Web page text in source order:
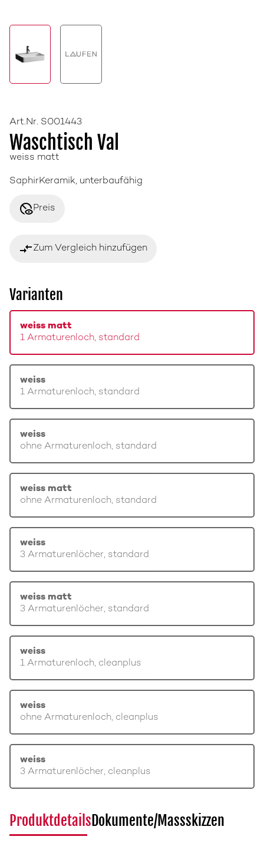
Art.Nr. S001443
Waschtisch Val
weiss matt
SaphirKeramik, unterbaufähig
disabled_visiblePreis
compare_arrowsZum Vergleich hinzufügen
Varianten
weiss matt
1 Armaturenloch, standard
weiss
1 Armaturenloch, standard
weiss
ohne Armaturenloch, standard
weiss matt
ohne Armaturenloch, standard
weiss
3 Armaturenlöcher, standard
weiss matt
3 Armaturenlöcher, standard
weiss
1 Armaturenloch, cleanplus
weiss
ohne Armaturenloch, cleanplus
weiss
3 Armaturenlöcher, cleanplus
ProduktdetailsDokumente/Massskizzen